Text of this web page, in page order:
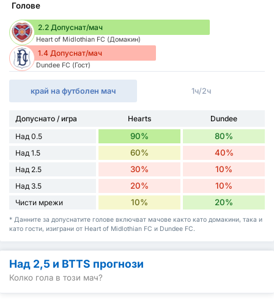
Голове
2.2 Допуснат/мач
Heart of Midlothian FC (Домакин)
1.4 Допуснат/мач
Dundee FC (Гост)
край на футболен мач 1ч/2ч
Допуснато / игра Hearts
Dundee
Над 0.5
90% 80%
Над 1.5 60% 40%
Над 2.5 30% 10%
Над 3.5 20% 10%
Чисти мрежи 10% 20%
* Данните за допуснатите голове включват мачове както като домакини, така и
като гости, изиграни от Heart of Midlothian FC и Dundee FC.
Над 2,5 и BTTS прогнози
Колко гола в този мач?